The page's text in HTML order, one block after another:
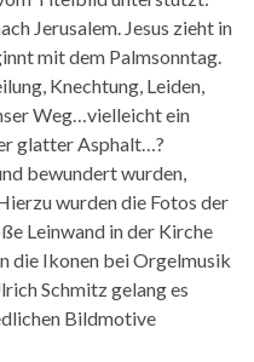
Jerusalem. Jesus zieht in
mit dem Palmsonntag.
Knechtung, Leiden,
Weg…vielleicht ein
glatter Asphalt…?
bewundert wurden,
wurden die Fotos der
Leinwand in der Kirche
die Ikonen bei Orgelmusik
Schmitz gelang es
Bildmotive